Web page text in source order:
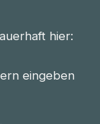
hier:
eingeben